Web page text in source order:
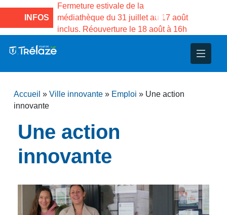
INFOS
la Maison des
de Gama du
Fermeture estivale de la
médiathèque du 31 juillet au 17 août
inclus. Réouverture le 18 août à 16h
et d’animations
Projets
– Jumelage
Patrimoine
Accueil » Ville innovante » Emploi » Une action
innovante
Une action
innovante